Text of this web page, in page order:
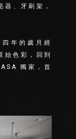
器、牙刷架，
年的歲月經
色彩，回到
獨家，首